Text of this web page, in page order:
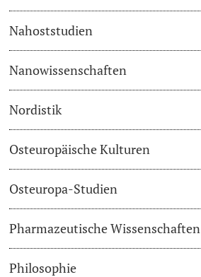
Lernbörse
Lernräume
Nahoststudien
Nanowissenschaften
Nordistik
Osteuropäische Kulturen
Osteuropa-Studien
Pharmazeutische Wissenschaften
Philosophie